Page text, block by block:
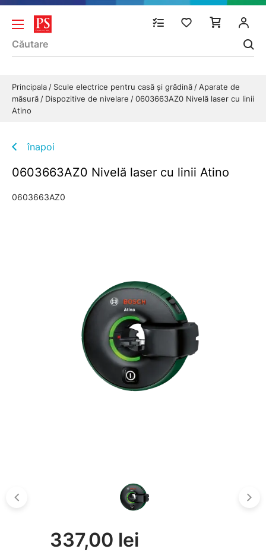
Principala Scule electrice pentru casă și grădină
Aparate de
măsură
Dispozitive de nivelare
0603663AZ0 Nivelă laser cu linii
Atino
înapoi
0603663AZ0 Nivelă laser cu linii Atino
0603663AZ0
337,00 lei